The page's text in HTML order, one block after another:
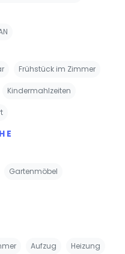
Frühstück im Zimmer
Kindermahlzeiten
Gartenmöbel
Aufzug Heizung